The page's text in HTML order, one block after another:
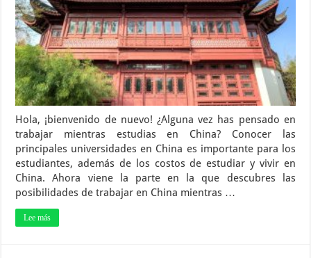
Hola, ¡bienvenido de nuevo! ¿Alguna vez has pensado en
trabajar mientras estudias en China? Conocer las
principales universidades en China es importante para los
estudiantes, además de los costos de estudiar y vivir en
China. Ahora viene la parte en la que descubres las
posibilidades de trabajar en China mientras …
Lee más